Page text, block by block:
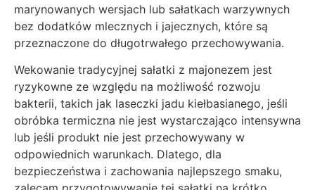
marynowanych wersjach lub sałatkach warzywnych
bez dodatków mlecznych i jajecznych, które są
przeznaczone do długotrwałego przechowywania.
Wekowanie tradycyjnej sałatki z majonezem jest
ryzykowne ze względu na możliwość rozwoju
bakterii, takich jak laseczki jadu kiełbasianego, jeśli
obróbka termiczna nie jest wystarczająco intensywna
lub jeśli produkt nie jest przechowywany w
odpowiednich warunkach. Dlatego, dla
bezpieczeństwa i zachowania najlepszego smaku,